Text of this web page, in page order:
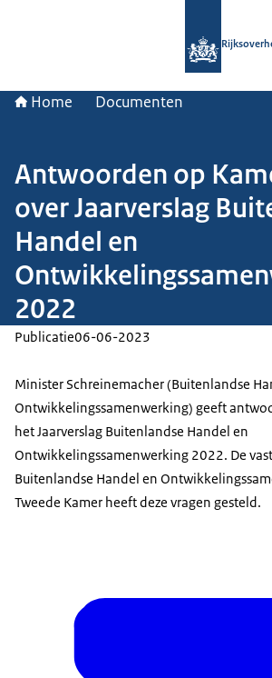
Home Documenten
Antwoorden op
over Jaarverslag
Handel en
2022
Publicatie06-06-2023
Minister Schreinemacher (Buitenlandse
Ontwikkelingssamenwerking) geeft
het Jaarverslag Buitenlandse Handel en
Ontwikkelingssamenwerking 2022. De
Buitenlandse Handel en
Tweede Kamer heeft deze vragen gesteld.